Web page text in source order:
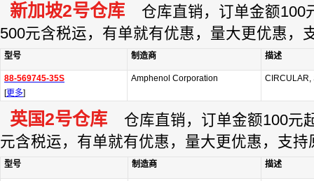
新加坡2号仓库 仓库直销，订单金额100
500元含税运，有单就有优惠，量大更优惠，
型号 制造商 描述
88-569745-35S
[更多]
Amphenol Corporation CIRCULAR,
英国2号仓库 仓库直销，订单金额100元
元含税运，有单就有优惠，量大更优惠，支持
型号 制造商 描述